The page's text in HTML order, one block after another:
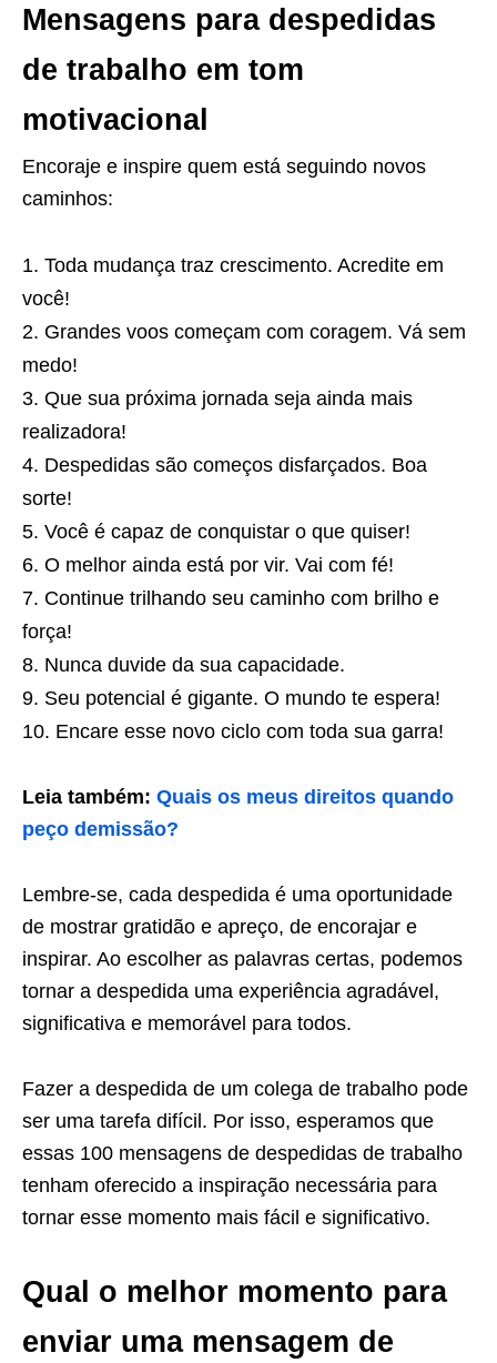
Mensagens para despedidas
de trabalho em tom
motivacional
Encoraje e inspire quem está seguindo novos
caminhos:
Toda mudança traz crescimento. Acredite em
você!
Grandes voos começam com coragem. Vá sem
medo!
Que sua próxima jornada seja ainda mais
realizadora!
Despedidas são começos disfarçados. Boa
sorte!
Você é capaz de conquistar o que quiser!
O melhor ainda está por vir. Vai com fé!
Continue trilhando seu caminho com brilho e
força!
Nunca duvide da sua capacidade.
Seu potencial é gigante. O mundo te espera!
Encare esse novo ciclo com toda sua garra!
Leia também: Quais os meus direitos quando
peço demissão?
Lembre-se, cada despedida é uma oportunidade
de mostrar gratidão e apreço, de encorajar e
inspirar. Ao escolher as palavras certas, podemos
tornar a despedida uma experiência agradável,
significativa e memorável para todos.
Fazer a despedida de um colega de trabalho pode
ser uma tarefa difícil. Por isso, esperamos que
essas 100 mensagens de despedidas de trabalho
tenham oferecido a inspiração necessária para
tornar esse momento mais fácil e significativo.
Qual o melhor momento para
enviar uma mensagem de